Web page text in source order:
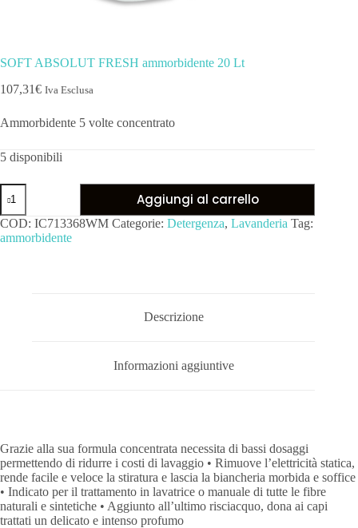
SOFT ABSOLUT FRESH ammorbidente 20 Lt
107,31€ Iva Esclusa
Ammorbidente 5 volte concentrato
5 disponibili
Aggiungi al carrello
COD: IC713368WM Categorie: Detergenza, Lavanderia Tag:
ammorbidente
Descrizione
Informazioni aggiuntive
Grazie alla sua formula concentrata necessita di bassi dosaggi
permettendo di ridurre i costi di lavaggio • Rimuove l’elettricità statica,
rende facile e veloce la stiratura e lascia la biancheria morbida e soffice
• Indicato per il trattamento in lavatrice o manuale di tutte le fibre
naturali e sintetiche • Aggiunto all’ultimo risciacquo, dona ai capi
trattati un delicato e intenso profumo